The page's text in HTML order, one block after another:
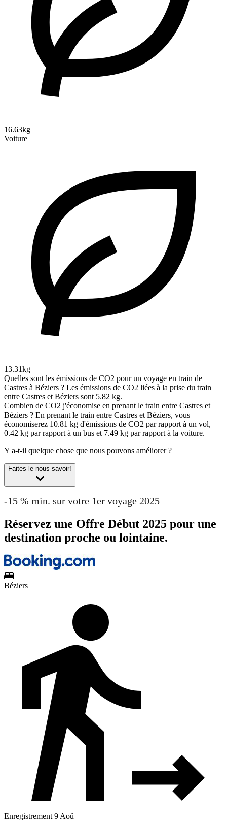
16.63kg
Voiture
13.31kg
Quelles sont les émissions de CO2 pour un voyage en train de
Castres à Béziers ? Les émissions de CO2 liées à la prise du train
entre Castres et Béziers sont 5.82 kg.
Combien de CO2 j'économise en prenant le train entre Castres et
Béziers ? En prenant le train entre Castres et Béziers, vous
économiserez 10.81 kg d'émissions de CO2 par rapport à un vol,
0.42 kg par rapport à un bus et 7.49 kg par rapport à la voiture.
Y a-t-il quelque chose que nous pouvons améliorer ?
Faites le nous savoir!
-15 % min. sur votre 1er voyage 2025
Réservez une Offre Début 2025 pour une
destination proche ou lointaine.
Béziers
Enregistrement 9 Aoû